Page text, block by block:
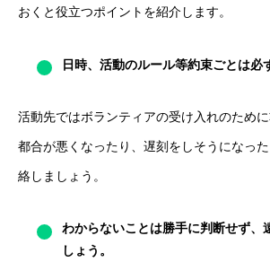
おくと役立つポイントを紹介します。
日時、活動のルール等約束ごとは必
活動先ではボランティアの受け入れのために
都合が悪くなったり、遅刻をしそうになっ
絡しましょう。
わからないことは勝手に判断せず、
しょう。